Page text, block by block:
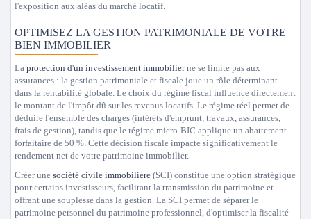
l'exposition aux aléas du marché locatif.
OPTIMISEZ LA GESTION PATRIMONIALE DE VOTRE
BIEN IMMOBILIER
La protection d'un investissement immobilierne se limite pas aux
assurances : la gestion patrimoniale et fiscale joue un rôle déterminant
dans la rentabilité globale. Le choix du régime fiscal influence directement
le montant de l'impôt dû sur les revenus locatifs. Le régime réel permet de
déduire l'ensemble des charges (intérêts d'emprunt, travaux, assurances,
frais de gestion), tandis que le régime micro-BIC applique un abattement
forfaitaire de 50 %. Cette décision fiscale impacte significativement le
rendement net de votre patrimoine immobilier.
Créer une société civile immobilière (SCI) constitue une option stratégique
pour certains investisseurs, facilitant la transmission du patrimoine et
offrant une souplesse dans la gestion. La SCI permet de séparer le
patrimoine personnel du patrimoine professionnel, d'optimiser la fiscalité